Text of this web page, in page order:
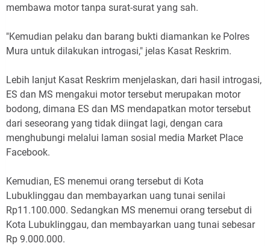
membawa motor tanpa surat-surat yang sah.
"Kemudian pelaku dan barang bukti diamankan ke Polres
Mura untuk dilakukan introgasi," jelas Kasat Reskrim.
Lebih lanjut Kasat Reskrim menjelaskan, dari hasil introgasi,
ES dan MS mengakui motor tersebut merupakan motor
bodong, dimana ES dan MS mendapatkan motor tersebut
dari seseorang yang tidak diingat lagi, dengan cara
menghubungi melalui laman sosial media Market Place
Facebook.
Kemudian, ES menemui orang tersebut di Kota
Lubuklinggau dan membayarkan uang tunai senilai
Rp11.100.000. Sedangkan MS menemui orang tersebut di
Kota Lubuklinggau, dan membayarkan uang tunai sebesar
Rp 9.000.000.